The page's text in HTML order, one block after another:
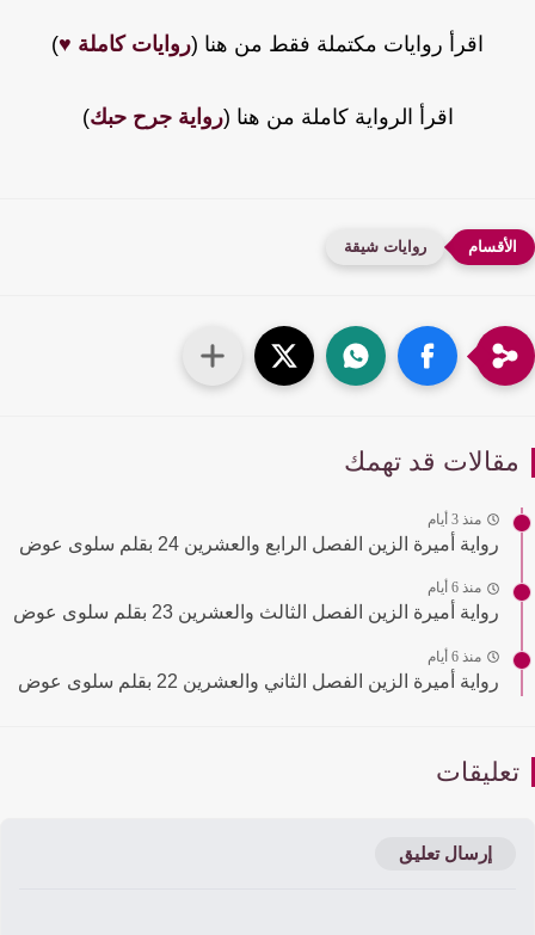
اقرأ روايات مكتملة فقط من هنا (روايات كاملة ♥️)
اقرأ الرواية كاملة من هنا (رواية جرح حبك)
روايات شيقة
قد تهمك
منذ 3 أيام
رواية أميرة الزين الفصل الرابع والعشرين 24 بقلم سلوى عوض
منذ 6 أيام
رواية أميرة الزين الفصل الثالث والعشرين 23 بقلم سلوى عوض
منذ 6 أيام
رواية أميرة الزين الفصل الثاني والعشرين 22 بقلم سلوى عوض
إرسال تعليق